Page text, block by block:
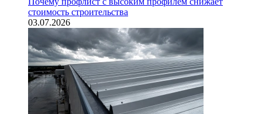
стоимость строительства
03.07.2026